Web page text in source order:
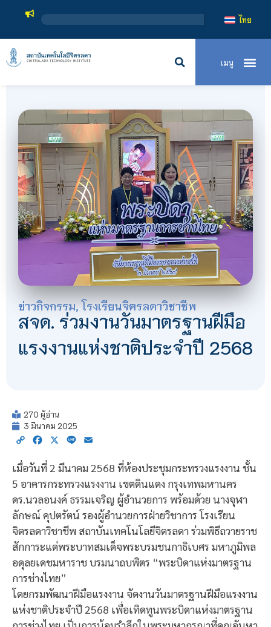
สถาบันเทค
ไทย
ข่าวกิจกรรม,โรงเรียนจิตรลดาวิชาชีพ
สจด. ร่วมงานวันมาตรฐานฝีมือ
แรงงานแห่งชาติประจำปี 2568
270 ผู้อ่าน
3 มีนาคม 2025
Copy Facebook
X Line
เมื่อวันที่ 2 มีนาคม 2568 ที่ห้องประชุมกระทรวงแรงงาน ชั้น
5 อาคารกระทรวงแรงงาน เขตดินแดง กรุงเทพมหานคร
ดร.นวลอนงค์ ธรรมเจริญ ผู้อำนวยการ พร้อมด้วย นางจุฬา
ลักษณ์ คุปตรัตน์ รองผู้อำนวยการฝ่ายวิชาการ โรงเรียน
จิตรลดาวิชาชีพ สถาบันเทคโนโลยีจิตรลดา ร่วมพิธีถวายราช
สักการะแด่พระบาทสมเด็จพระบรมชนกาธิเบศร มหาภูมิพล
อดุลยเดชมหาราช บรมนาถบพิตร “พระบิดาแห่งมาตรฐาน
การช่างไทย”
โดยกรมพัฒนาฝีมือแรงงาน จัดงานวันมาตรฐานฝีมือแรงงาน
แห่งชาติประจำปี 2568 เพื่อเทิดทูนพระบิดาแห่งมาตรฐาน